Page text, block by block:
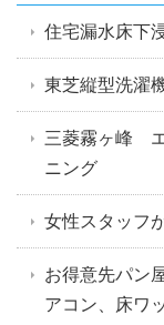
住宅漏水床下
東芝縦型洗濯
三菱霧ヶ峰
ニング
女性スタッフ
お得意先パン
アコン、床ワ